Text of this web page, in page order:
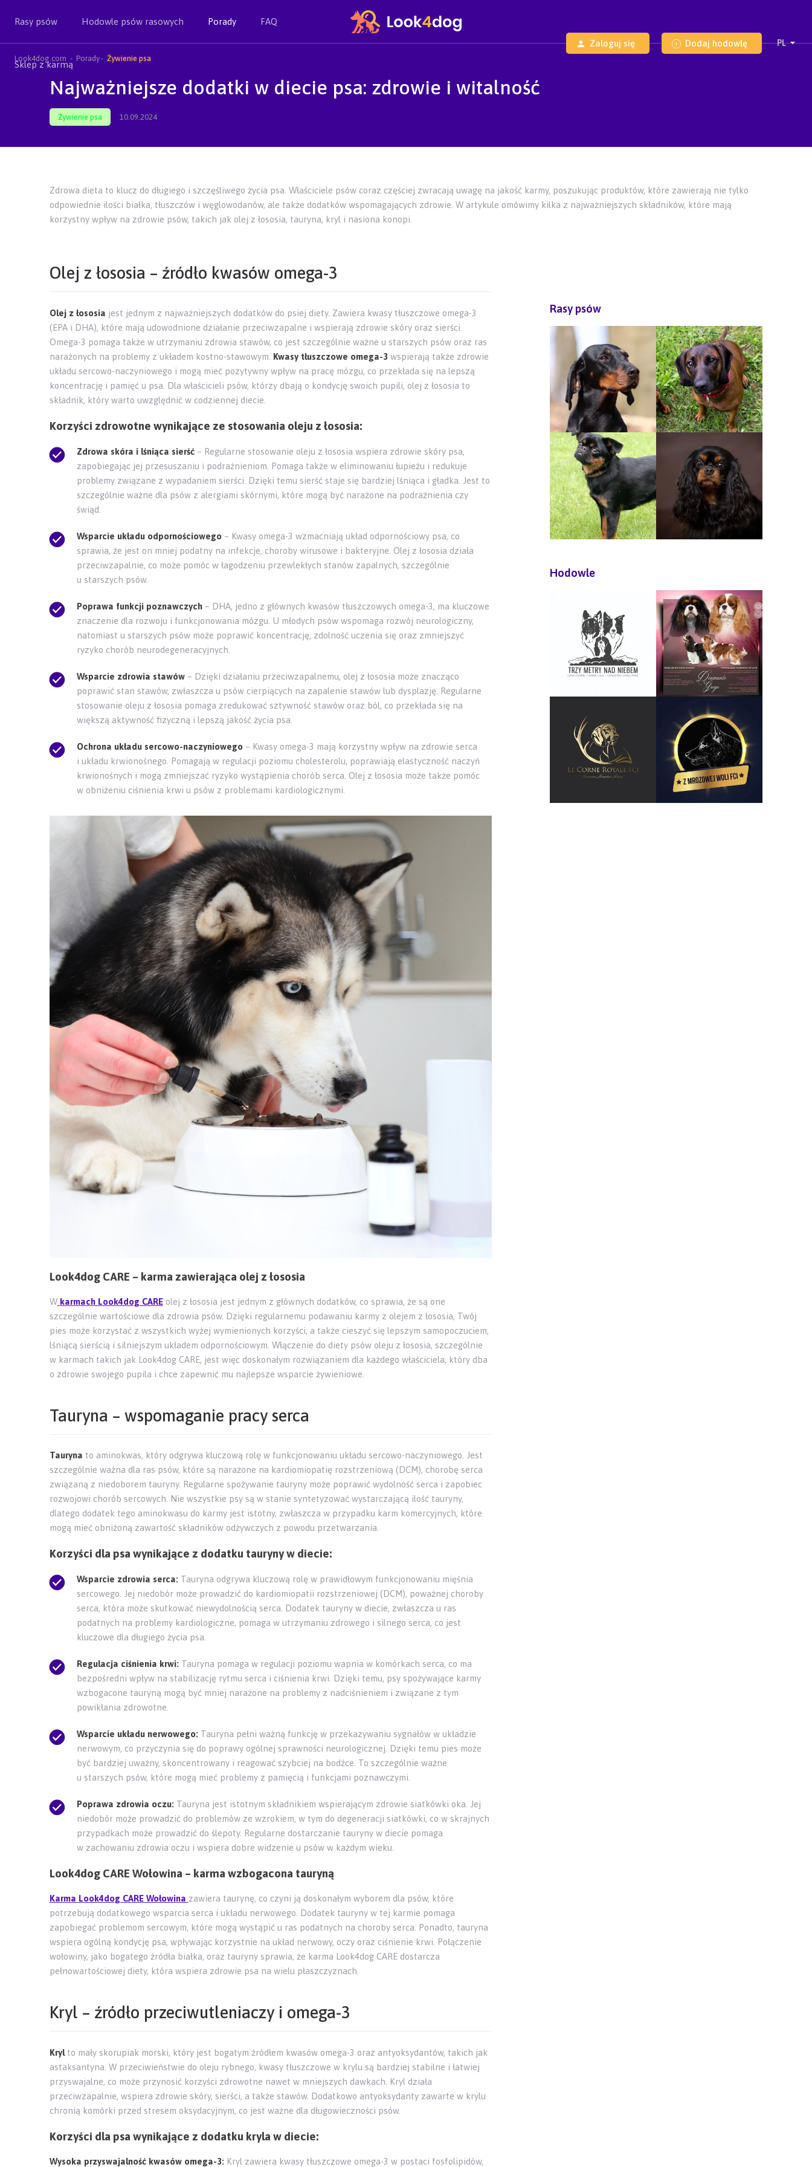
Rasy psów Hodowle psów rasowych Porady FAQ
Sklep z karmą
Zaloguj się Dodaj hodowlę
Look4dog.com Porady Żywienie psa
Najważniejsze dodatki w diecie psa: zdrowie i witalność
Żywienie psa 10.09.2024
Zdrowa dieta to klucz do długiego i szczęśliwego życia psa. Właściciele psów coraz częściej zwracają uwagę na jakość karmy, poszukując produktów, które zawierają nie tylko
odpowiednie ilości białka, tłuszczów i węglowodanów, ale także dodatków wspomagających zdrowie. W artykule omówimy kilka z najważniejszych składników, które mają
korzystny wpływ na zdrowie psów, takich jak olej z łososia, tauryna, kryl i nasiona konopi.
Olej z łososia – źródło kwasów omega-3
Olej z łososia jest jednym z najważniejszych dodatków do psiej diety. Zawiera kwasy tłuszczowe omega-3
(EPA i DHA), które mają udowodnione działanie przeciwzapalne i wspierają zdrowie skóry oraz sierści.
Omega-3 pomaga także w utrzymaniu zdrowia stawów, co jest szczególnie ważne u starszych psów oraz ras
narażonych na problemy z układem kostno-stawowym. Kwasy tłuszczowe omega-3wspierają także zdrowie
układu sercowo-naczyniowego i mogą mieć pozytywny wpływ na pracę mózgu, co przekłada się na lepszą
koncentrację i pamięć u psa. Dla właścicieli psów, którzy dbają o kondycję swoich pupili, olej z łososia to
składnik, który warto uwzględnić w codziennej diecie.
Korzyści zdrowotne wynikające ze stosowania oleju z łososia:
Zdrowa skóra i lśniąca sierść– Regularne stosowanie oleju z łososia wspiera zdrowie skóry psa,
zapobiegając jej przesuszaniu i podrażnieniom. Pomaga także w eliminowaniu łupieżu i redukuje
problemy związane z wypadaniem sierści. Dzięki temu sierść staje się bardziej lśniąca i gładka. Jest to
szczególnie ważne dla psów z alergiami skórnymi, które mogą być narażone na podrażnienia czy
świąd.
Wsparcie układu odpornościowego– Kwasy omega-3 wzmacniają układ odpornościowy psa, co
sprawia, że jest on mniej podatny na infekcje, choroby wirusowe i bakteryjne. Olej z łososia działa
przeciwzapalnie, co może pomóc w łagodzeniu przewlekłych stanów zapalnych, szczególnie
u starszych psów.
Poprawa funkcji poznawczych– DHA, jedno z głównych kwasów tłuszczowych omega-3, ma kluczowe
znaczenie dla rozwoju i funkcjonowania mózgu. U młodych psów wspomaga rozwój neurologiczny,
natomiast u starszych psów może poprawić koncentrację, zdolność uczenia się oraz zmniejszyć
ryzyko chorób neurodegeneracyjnych.
Wsparcie zdrowia stawów– Dzięki działaniu przeciwzapalnemu, olej z łososia może znacząco
poprawić stan stawów, zwłaszcza u psów cierpiących na zapalenie stawów lub dysplazję. Regularne
stosowanie oleju z łososia pomaga zredukować sztywność stawów oraz ból, co przekłada się na
większą aktywność fizyczną i lepszą jakość życia psa.
Ochrona układu sercowo-naczyniowego– Kwasy omega-3 mają korzystny wpływ na zdrowie serca
i układu krwionośnego. Pomagają w regulacji poziomu cholesterolu, poprawiają elastyczność naczyń
krwionośnych i mogą zmniejszać ryzyko wystąpienia chorób serca. Olej z łososia może także pomóc
w obniżeniu ciśnienia krwi u psów z problemami kardiologicznymi.
Look4dog CARE – karma zawierająca olej z łososia
Wkarmach Look4dog CAREolej z łososia jest jednym z głównych dodatków, co sprawia, że są one
szczególnie wartościowe dla zdrowia psów. Dzięki regularnemu podawaniu karmy z olejem z łososia, Twój
pies może korzystać z wszystkich wyżej wymienionych korzyści, a także cieszyć się lepszym samopoczuciem,
lśniącą sierścią i silniejszym układem odpornościowym. Włączenie do diety psów oleju z łososia, szczególnie
w karmach takich jak Look4dog CARE, jest więc doskonałym rozwiązaniem dla każdego właściciela, który dba
o zdrowie swojego pupila i chce zapewnić mu najlepsze wsparcie żywieniowe.
Tauryna – wspomaganie pracy serca
Tauryna to aminokwas, który odgrywa kluczową rolę w funkcjonowaniu układu sercowo-naczyniowego. Jest
szczególnie ważna dla ras psów, które są narażone na kardiomiopatię rozstrzeniową (DCM), chorobę serca
związaną z niedoborem tauryny. Regularne spożywanie tauryny może poprawić wydolność serca i zapobiec
rozwojowi chorób sercowych. Nie wszystkie psy są w stanie syntetyzować wystarczającą ilość tauryny,
dlatego dodatek tego aminokwasu do karmy jest istotny, zwłaszcza w przypadku karm komercyjnych, które
mogą mieć obniżoną zawartość składników odżywczych z powodu przetwarzania.
Korzyści dla psa wynikające z dodatku tauryny w diecie:
Wsparcie zdrowia serca: Tauryna odgrywa kluczową rolę w prawidłowym funkcjonowaniu mięśnia
sercowego. Jej niedobór może prowadzić do kardiomiopatii rozstrzeniowej (DCM), poważnej choroby
serca, która może skutkować niewydolnością serca. Dodatek tauryny w diecie, zwłaszcza u ras
podatnych na problemy kardiologiczne, pomaga w utrzymaniu zdrowego i silnego serca, co jest
kluczowe dla długiego życia psa.
Regulacja ciśnienia krwi: Tauryna pomaga w regulacji poziomu wapnia w komórkach serca, co ma
bezpośredni wpływ na stabilizację rytmu serca i ciśnienia krwi. Dzięki temu, psy spożywające karmy
wzbogacone tauryną mogą być mniej narażone na problemy z nadciśnieniem i związane z tym
powikłania zdrowotne.
Wsparcie układu nerwowego: Tauryna pełni ważną funkcję w przekazywaniu sygnałów w układzie
nerwowym, co przyczynia się do poprawy ogólnej sprawności neurologicznej. Dzięki temu pies może
być bardziej uważny, skoncentrowany i reagować szybciej na bodźce. To szczególnie ważne
u starszych psów, które mogą mieć problemy z pamięcią i funkcjami poznawczymi.
Poprawa zdrowia oczu: Tauryna jest istotnym składnikiem wspierającym zdrowie siatkówki oka. Jej
niedobór może prowadzić do problemów ze wzrokiem, w tym do degeneracji siatkówki, co w skrajnych
przypadkach może prowadzić do ślepoty. Regularne dostarczanie tauryny w diecie pomaga
w zachowaniu zdrowia oczu i wspiera dobre widzenie u psów w każdym wieku.
Look4dog CARE Wołowina – karma wzbogacona tauryną
Karma Look4dog CARE Wołowina zawiera taurynę, co czyni ją doskonałym wyborem dla psów, które
potrzebują dodatkowego wsparcia serca i układu nerwowego. Dodatek tauryny w tej karmie pomaga
zapobiegać problemom sercowym, które mogą wystąpić u ras podatnych na choroby serca. Ponadto, tauryna
wspiera ogólną kondycję psa, wpływając korzystnie na układ nerwowy, oczy oraz ciśnienie krwi. Połączenie
wołowiny, jako bogatego źródła białka, oraz tauryny sprawia, że karma Look4dog CARE dostarcza
pełnowartościowej diety, która wspiera zdrowie psa na wielu płaszczyznach.
Kryl – źródło przeciwutleniaczy i omega-3
Krylto mały skorupiak morski, który jest bogatym źródłem kwasów omega-3 oraz antyoksydantów, takich jak
astaksantyna. W przeciwieństwie do oleju rybnego, kwasy tłuszczowe w krylu są bardziej stabilne i łatwiej
przyswajalne, co może przynosić korzyści zdrowotne nawet w mniejszych dawkach. Kryl działa
przeciwzapalnie, wspiera zdrowie skóry, sierści, a także stawów. Dodatkowo antyoksydanty zawarte w krylu
chronią komórki przed stresem oksydacyjnym, co jest ważne dla długowieczności psów.
Korzyści dla psa wynikające z dodatku kryla w diecie:
Wysoka przyswajalność kwasów omega-3: Kryl zawiera kwasy tłuszczowe omega-3 w postaci fosfolipidów,
Rasy psów
Hodowle